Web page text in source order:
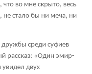
во мне скрыто, весь
стало бы ни меча, ни
среди суфиев
рассказ: «Один эмир-
двух